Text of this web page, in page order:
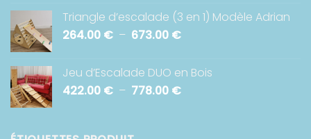
918.00 €
prix :
422.00 €
Triangle d’escalade (3 en 1) Modèle Adrian
264.00 € – 673.00 €Plage
264.00 €
à
Jeu d’Escalade DUO en Bois
422.00 € – 778.00 €Plage